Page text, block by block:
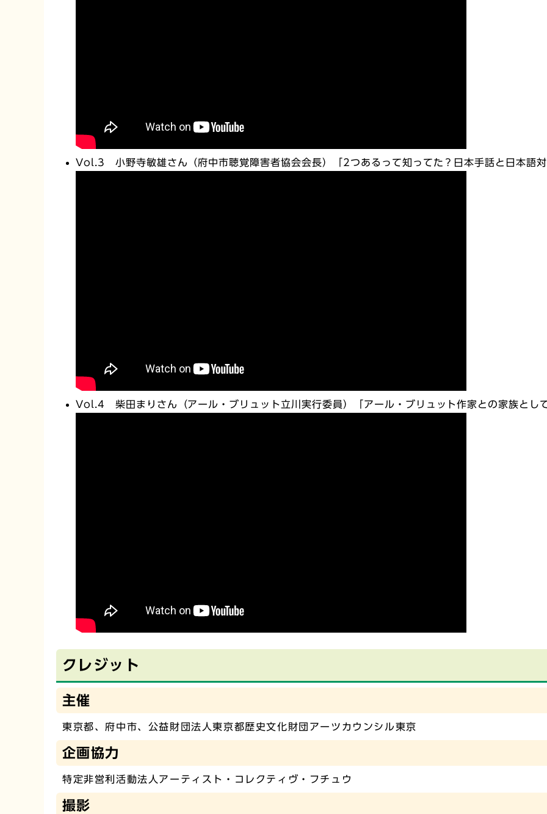
Vol.3 小野寺敏雄さん（府中市聴覚障害者協会会長）「2つあるって知ってた？日本手
Vol.4 柴田まりさん（アール・ブリュット立川実行委員）「アール・ブリュット作家との家族とし
クレジット
主催
東京都、府中市、公益財団法人東京都歴史文化財団アーツカウンシル東京
企画協力
特定非営利活動法人アーティスト・コレクティヴ・フチュウ
撮影